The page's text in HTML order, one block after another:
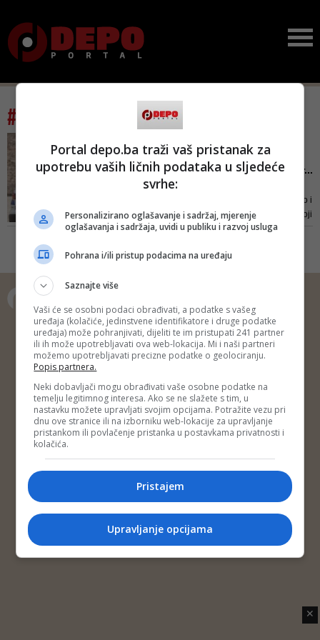
#tag: porodična drama
Horor u Pagu: Otac bacio
četvero djece s prvog spr...
upućeni policijski službenici, kao i
djelatnici HMP-i Pag i Novalja koji
su djeci odmah pružili prvu
Copyright © 2014 Depo Portal
Impressum
Kontakt Marketing
Privatnost korisnika
O nama
✕
Portal depo.ba traži vaš pristanak za
upotrebu vaših ličnih podataka u sljedeće
svrhe:
Personalizirano oglašavanje i sadržaj, mjerenje
oglašavanja i sadržaja, uvidi u publiku i razvoj usluga
Pohrana i/ili pristup podacima na uređaju
Saznajte više
Vaši će se osobni podaci obrađivati, a podatke s vašeg
uređaja (kolačiće, jedinstvene identifikatore i druge podatke
uređaja) može pohranjivati, dijeliti te im pristupati 241 partner
ili ih može upotrebljavati ova web-lokacija. Mi i naši partneri
možemo upotrebljavati precizne podatke o geolociranju.
Popis partnera.
Neki dobavljači mogu obrađivati vaše osobne podatke na
temelju legitimnog interesa. Ako se ne slažete s tim, u
nastavku možete upravljati svojim opcijama. Potražite vezu pri
dnu ove stranice ili na izborniku web-lokacije za upravljanje
pristankom ili povlačenje pristanka u postavkama privatnosti i
kolačića.
Pristajem
Upravljanje opcijama